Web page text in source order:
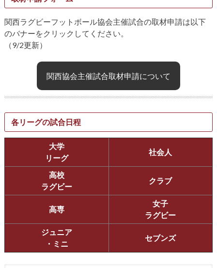
関西ラグビーフットボール協会主催試合の取材申請は以下
のバナーをクリックしてください。
（9/2更新）
関西協会主催試合取材申請について
各リーグの試合日程
大学
リーグ
社会人
高校
ラグビー
クラブ
高専
女子
ラグビー
ジュニア
・ミニ
セブンズ